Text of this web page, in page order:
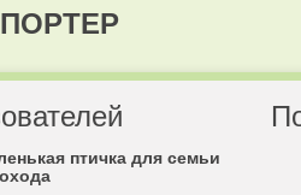
птичка для семьи